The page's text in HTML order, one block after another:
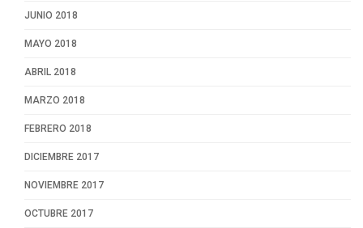
JUNIO 2018
MAYO 2018
ABRIL 2018
MARZO 2018
FEBRERO 2018
DICIEMBRE 2017
NOVIEMBRE 2017
OCTUBRE 2017